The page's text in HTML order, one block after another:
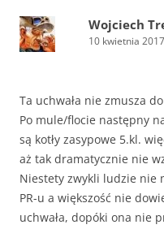
Wojciech
10 kwietnia
Ta uchwała nie zmusza
Po mule/flocie następny
są kotły zasypowe 5.kl.
aż tak dramatycznie nie
Niestety zwykli ludzie nie
PR-u a większość nie
uchwała, dopóki ona nie